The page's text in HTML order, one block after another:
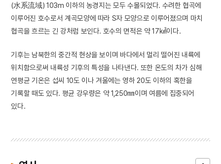
(水系流域) 103m 이하의 농경지는 모두 수몰되었다. 수려한 협곡에
이루어진 호수로서 계곡모양에 따라 S자 모양으로 이루어졌으며 마치
협곡을 흐르는 긴 강처럼 보인다. 호수의 면적은 약 17㎢이다.
기후는 남북한의 중간적 현상을 보이며 바다에서 멀리 떨어진 내륙에
위치함으로써 내륙성 기후의 특성을 나타낸다. 또한 온도의 차가 심해
연평균 기온은 섭씨 10도 이나 겨울에는 영하 20도 이하의 혹한을
기록할 때도 있다. 평균 강우량은 약 1,250㎜이며 여름에 집중되어
있다.